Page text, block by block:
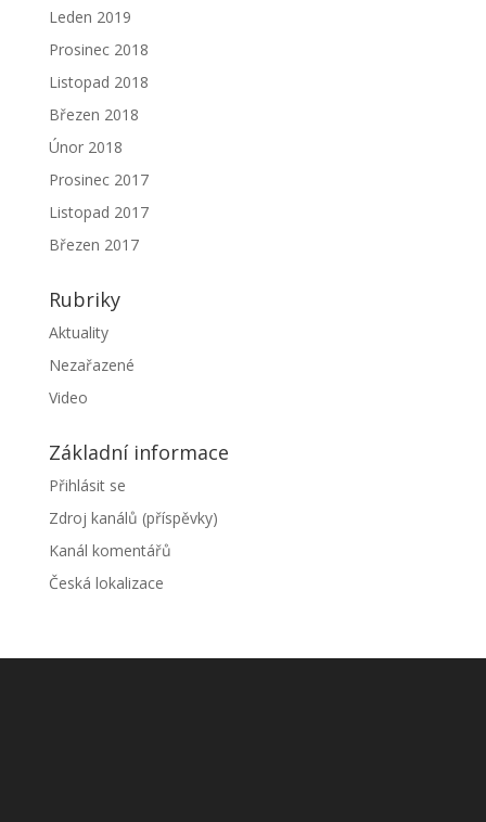
Leden 2019
Prosinec 2018
Listopad 2018
Březen 2018
Únor 2018
Prosinec 2017
Listopad 2017
Březen 2017
Rubriky
Aktuality
Nezařazené
Video
Základní informace
Přihlásit se
Zdroj kanálů (příspěvky)
Kanál komentářů
Česká lokalizace